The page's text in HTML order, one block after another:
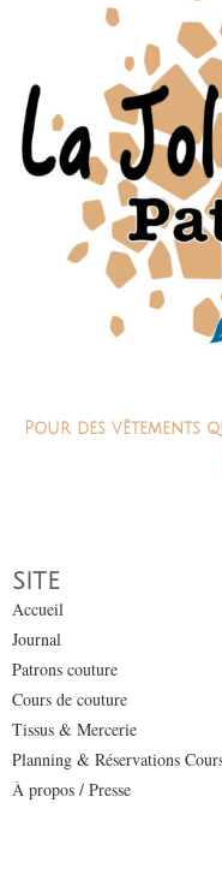
Pour des vêtements
SITE
Accueil
Journal
Patrons couture
Cours de couture
Tissus & Mercerie
Planning & Réservations
À propos / Presse